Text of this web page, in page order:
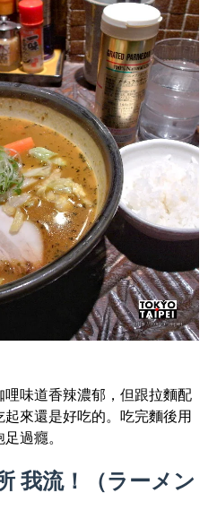
味道香辣濃郁，但跟拉麵配
來還是好吃的。吃完麵後用
過癮。
我流！（ラーメン